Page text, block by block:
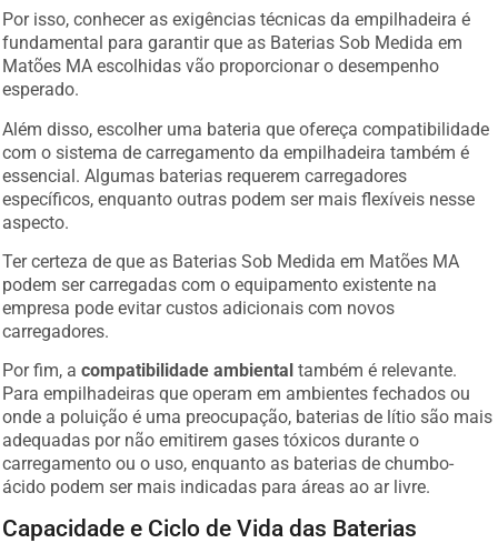
Por isso, conhecer as exigências técnicas da empilhadeira é
fundamental para garantir que as Baterias Sob Medida em
Matões MA escolhidas vão proporcionar o desempenho
esperado.
Além disso, escolher uma bateria que ofereça compatibilidade
com o sistema de carregamento da empilhadeira também é
essencial. Algumas baterias requerem carregadores
específicos, enquanto outras podem ser mais flexíveis nesse
aspecto.
Ter certeza de que as Baterias Sob Medida em Matões MA
podem ser carregadas com o equipamento existente na
empresa pode evitar custos adicionais com novos
carregadores.
Por fim, acompatibilidade ambiental também é relevante.
Para empilhadeiras que operam em ambientes fechados ou
onde a poluição é uma preocupação, baterias de lítio são mais
adequadas por não emitirem gases tóxicos durante o
carregamento ou o uso, enquanto as baterias de chumbo-
ácido podem ser mais indicadas para áreas ao ar livre.
Capacidade e Ciclo de Vida das Baterias